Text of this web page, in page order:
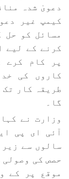
دعویٰ شدہ
کیمپ غیر
مسائل کو حل
کرنے کے لیے
پر کام کرے
کاروں کی
طریقہ کار
گا۔
وزارت نے
آئی ای پی
سالوں سے
حصص کی
موقع پر کے